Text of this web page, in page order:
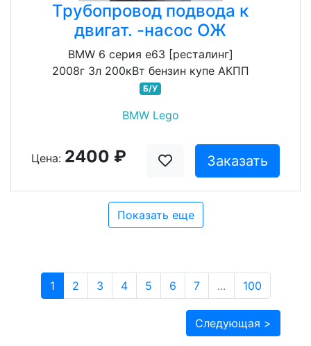
Трубопровод подвода к
двигат. -насос ОЖ
BMW 6 серия e63 [ресталинг]
2008г 3л 200кВт бензин купе АКПП
Б/У
BMW Lego
Цена: 2400 ₽ Заказать
Показать еще
1 2 3 4 5 6 7 ... 100
Следующая >